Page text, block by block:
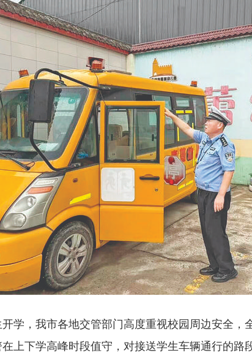
学，我市各地交管部门高度重视校园周边安全，
上下学高峰时段值守，对接送学生车辆通行的路